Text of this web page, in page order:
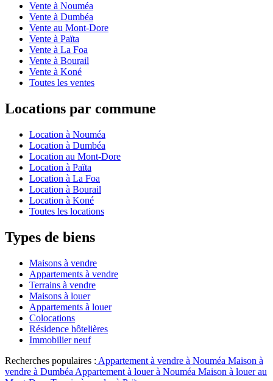
Vente à Nouméa
Vente à Dumbéa
Vente au Mont-Dore
Vente à Païta
Vente à La Foa
Vente à Bourail
Vente à Koné
Toutes les ventes
Locations par commune
Location à Nouméa
Location à Dumbéa
Location au Mont-Dore
Location à Païta
Location à La Foa
Location à Bourail
Location à Koné
Toutes les locations
Types de biens
Maisons à vendre
Appartements à vendre
Terrains à vendre
Maisons à louer
Appartements à louer
Colocations
Résidence hôtelières
Immobilier neuf
Recherches populaires : Appartement à vendre à Nouméa Maison à
vendre à Dumbéa Appartement à louer à Nouméa Maison à louer au